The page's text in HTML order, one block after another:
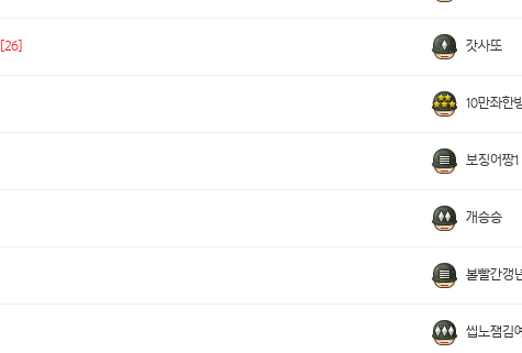
[26] 갓사또
10만좌한
보징어짱1
개승승
볼빨간갱
씹노잼김